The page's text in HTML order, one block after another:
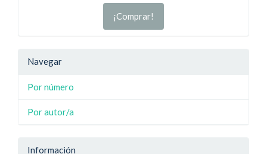
¡Comprar!
Navegar
Por número
Por autor/a
Información